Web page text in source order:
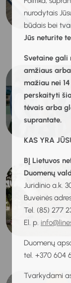
nurodytais
būdais bei
Jūs neturite
Svetaine gali
amžiaus
mažiau nei
perskaityti
tėvais arba
suprantate.
KAS YRA
BĮ Lietuvos
Duomenų
Juridinio a.k.
Buveinės
Tel. (85) 277
El. p.
Duomenų
tel. +370 604
Tvarkydami